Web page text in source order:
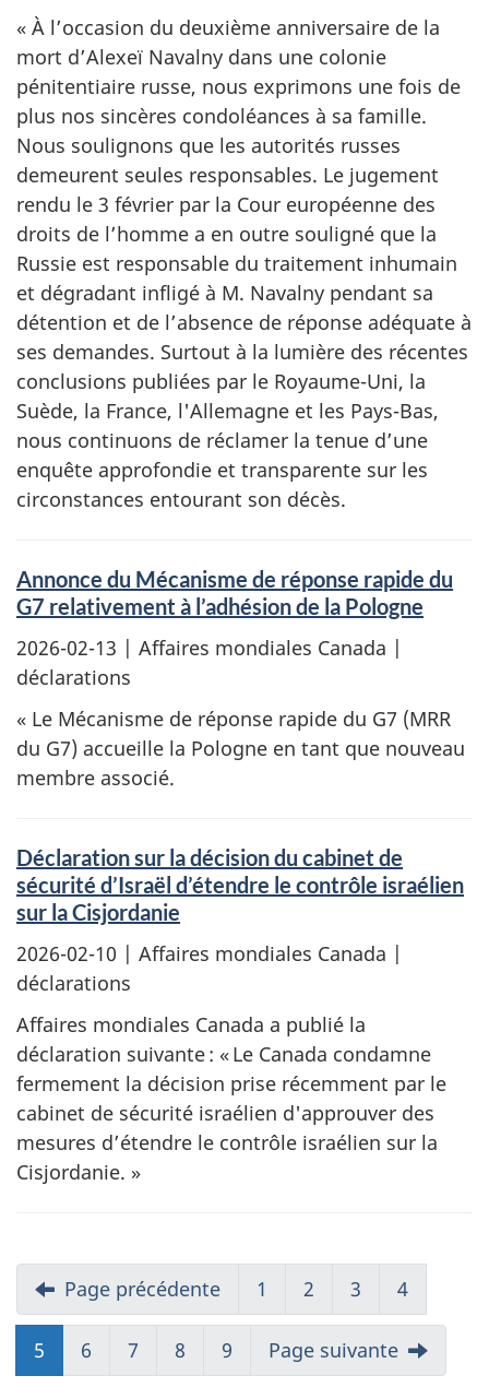
« À l’occasion du deuxième anniversaire de la
mort d’Alexeï Navalny dans une colonie
pénitentiaire russe, nous exprimons une fois de
plus nos sincères condoléances à sa famille.
Nous soulignons que les autorités russes
demeurent seules responsables. Le jugement
rendu le 3 février par la Cour européenne des
droits de l’homme a en outre souligné que la
Russie est responsable du traitement inhumain
et dégradant infligé à M. Navalny pendant sa
détention et de l’absence de réponse adéquate à
ses demandes. Surtout à la lumière des récentes
conclusions publiées par le Royaume-Uni, la
Suède, la France, l'Allemagne et les Pays-Bas,
nous continuons de réclamer la tenue d’une
enquête approfondie et transparente sur les
circonstances entourant son décès.
Annonce du Mécanisme de réponse rapide du
G7 relativement à l’adhésion de la Pologne
2026-02-13 | Affaires mondiales Canada |
déclarations
« Le Mécanisme de réponse rapide du G7 (MRR
du G7) accueille la Pologne en tant que nouveau
membre associé.
Déclaration sur la décision du cabinet de
sécurité d’Israël d’étendre le contrôle israélien
sur la Cisjordanie
2026-02-10 | Affaires mondiales Canada |
déclarations
Affaires mondiales Canada a publié la
déclaration suivante : « Le Canada condamne
fermement la décision prise récemment par le
cabinet de sécurité israélien d'approuver des
mesures d’étendre le contrôle israélien sur la
Cisjordanie. »
Page précédente 1 2 3 4
5 6 7 8 9 Page suivante